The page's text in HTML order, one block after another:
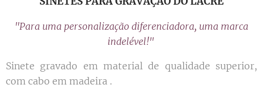
"Para uma personalização diferenciadora, uma marca
indelével!"
Sinete gravado em material de qualidade superior,
com cabo em madeira .